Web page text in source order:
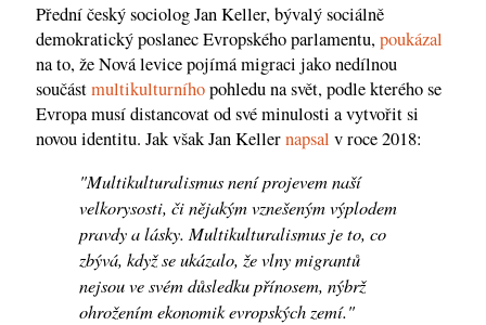
Přední český sociolog Jan Keller, bývalý sociálně
demokratický poslanec Evropského parlamentu,poukázal
na to, že Nová levice pojímá migraci jako nedílnou
součástmultikulturníhopohledu na svět, podle kterého se
Evropa musí distancovat od své minulosti a vytvořit si
novou identitu. Jak však Jan Kellernapsal v roce 2018:
"Multikulturalismus není projevem naší
velkorysosti, či nějakým vznešeným výplodem
pravdy a lásky. Multikulturalismus je to, co
zbývá, když se ukázalo, že vlny migrantů
nejsou ve svém důsledku přínosem, nýbrž
ohrožením ekonomik evropských zemí."